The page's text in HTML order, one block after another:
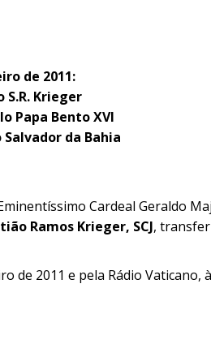
de 2011:
S.R. Krieger
Papa Bento XVI
Salvador da Bahia
Cardeal Geraldo
Ramos Krieger, SCJ,
de 2011 e pela Rádio Vaticano,